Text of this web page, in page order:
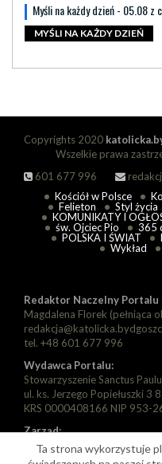
Myśli na każdy dzień - 05.08 z
MYŚLI NA KAŻDY DZIEŃ
Copyrights 2020
Wszelkie prawa
601 677 996
Kościół w Polsce
Felieton
Styl życia
KOMUNIKATY I
św. Ojciec Pio
365
POLSKA I ŚWIAT
Wykład
Redaktor Naczelny
Magdalena Florek (pełniąca
tel. +48 601 677 996
Wydawca Portalu:
Stowarzyszenie Sanctus
ul. ks. Jerzego Popiełuszki 3
KRS 0000408166 NIP 953-
Zarząd:
Prezes: Piotr Florek
Wiceprezes: Paweł Szarapka
Ta strona wykorzystuje